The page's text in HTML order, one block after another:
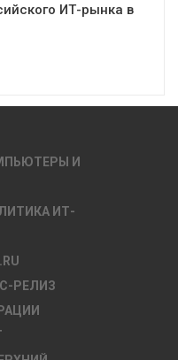
ИТ-рынка в
И
ИТ-
РЕЛИЗ